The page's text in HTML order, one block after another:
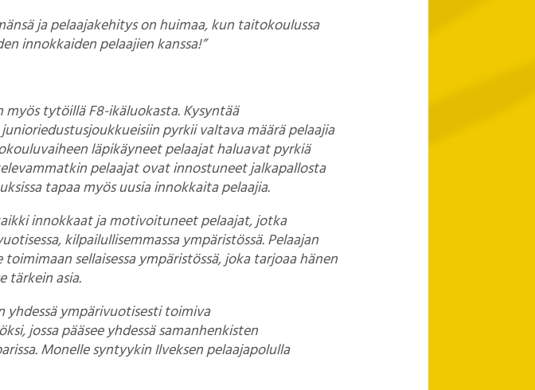
ja pelaajakehitys on huimaa, kun taitokoulussa
innokkaiden pelaajien kanssa!”
tytöillä F8-ikäluokasta. Kysyntää
pyrkii valtava määrä pelaajia
läpikäyneet pelaajat haluavat pyrkiä
pelaajat ovat innostuneet jalkapallosta
tapaa myös uusia innokkaita pelaajia.
innokkaat ja motivoituneet pelaajat, jotka
kilpailullisemmassa ympäristössä. Pelaajan
sellaisessa ympäristössä, joka tarjoaa hänen
tärkein asia.
yhdessä ympärivuotisesti toimiva
jossa pääsee yhdessä samanhenkisten
Monelle syntyykin Ilveksen pelaajapolulla